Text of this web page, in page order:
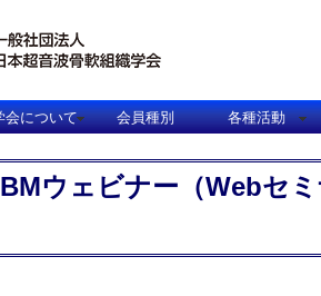
会について 会員種別 各種活動
ウェビナー（Webセ